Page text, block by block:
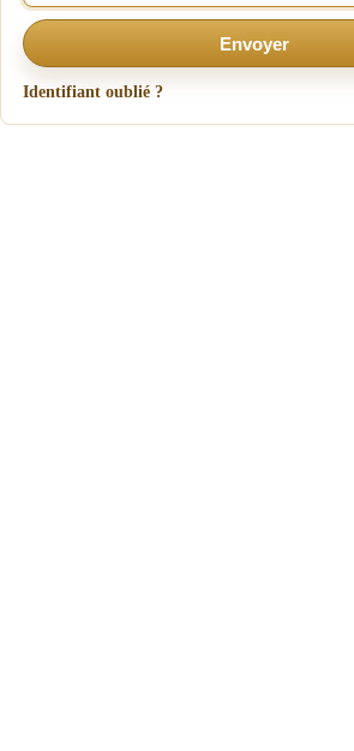
Envoyer
Identifiant oublié ?